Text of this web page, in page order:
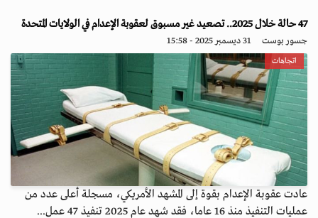
47 حالة خلال 2025.. تصعيد غير مسبوق لعقوبة الإعدام في الولايات المتحدة
جسور بوست 31 ديسمبر 2025 - 15:58
اتجاهات
عادت عقوبة الإعدام بقوة إلى المشهد الأمريكي، مسجلة أعلى عدد من
عمليات التنفيذ منذ 16 عاما، فقد شهد عام 2025 تنفيذ 47 عمل...